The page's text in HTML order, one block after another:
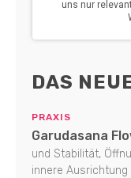
DAS
PRAXIS
Garudasana
und Stabilität,
innere